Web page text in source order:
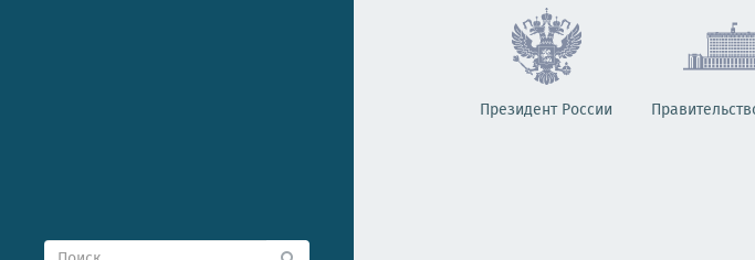
Президент России